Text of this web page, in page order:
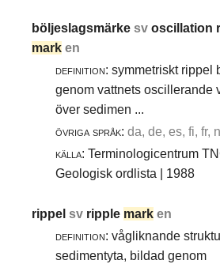
böljeslagsmärkesvoscillation
mark en
definition: symmetriskt rippel
genom vattnets oscillerande
över sedimen ...
övriga språk: da, de, es, fi, fr,
källa: Terminologicentrum
Geologisk ordlista | 1988
rippelsv ripple mark en
definition: vågliknande
sedimentyta, bildad genom